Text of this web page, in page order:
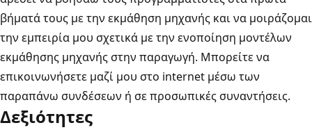
βήματά τους με την εκμάθηση μηχανής και να μοιράζομαι
την εμπειρία μου σχετικά με την ενοποίηση μοντέλων
εκμάθησης μηχανής στην παραγωγή. Μπορείτε να
επικοινωνήσετε μαζί μου στο internet μέσω των
παραπάνω συνδέσεων ή σε προσωπικές συναντήσεις.
Δεξιότητες